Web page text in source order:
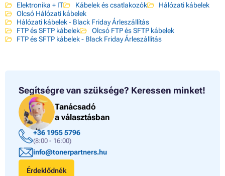
Elektronika + IT Kábelek és csatlakozók
Hálózati kábelek
Olcsó Hálózati kábelek
Hálózati kábelek - Black Friday Árleszállítás
FTP és SFTP kábelek
Olcsó FTP és SFTP kábelek
FTP és SFTP kábelek - Black Friday Árleszállítás
Segítségre van szüksége? Keressen minket!
Tanácsadó
a választásban
+36 1955 5796
(8:00 - 16:00)
info@tonerpartners.hu
Érdeklődnék